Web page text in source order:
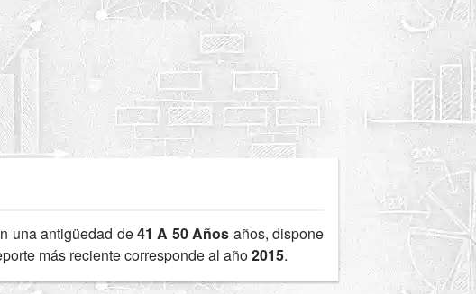
una antigüedad de41 A 50 Años años, dispone
más reciente corresponde al año2015.